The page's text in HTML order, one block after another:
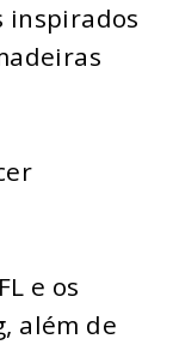
inspirados
e os
além de